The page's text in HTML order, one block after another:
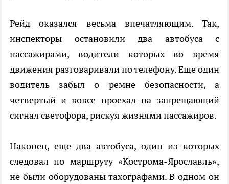
Рейд оказался весьма впечатляющим. Так,
инспекторы остановили два автобуса с
пассажирами, водители которых во время
движения разговаривали по телефону. Еще один
водитель забыл о ремне безопасности, а
четвертый и вовсе проехал на запрещающий
сигнал светофора, рискуя жизнями пассажиров.
Наконец, еще два автобуса, один из которых
следовал по маршруту «Кострома-Ярославль»,
не были оборудованы тахографами. В одном он